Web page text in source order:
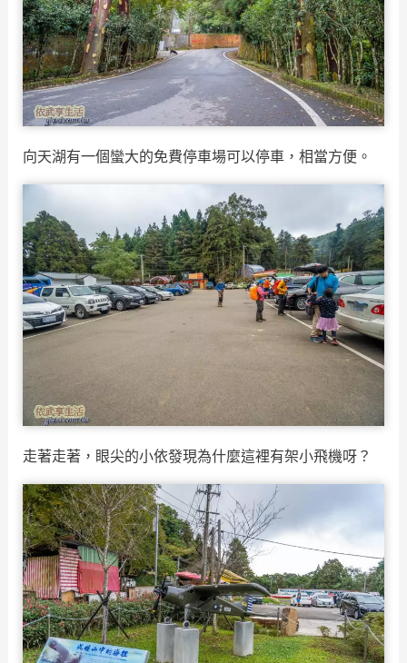
向天湖有一個蠻大的免費停車場可以停車，相當方便。
走著走著，眼尖的小依發現為什麼這裡有架小飛機呀？